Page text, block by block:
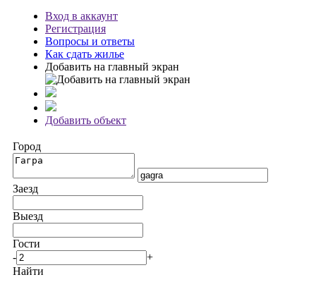
Вход в аккаунт
Регистрация
Вопросы и ответы
Как сдать жилье
Добавить на главный экран
Добавить объект
Город
Заезд
Выезд
Гости
-
+
Найти